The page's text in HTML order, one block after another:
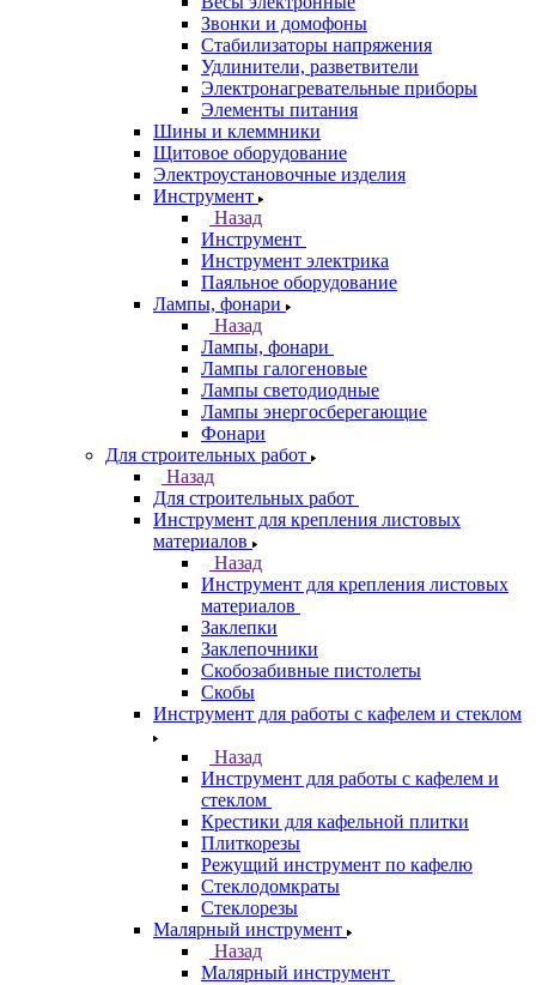
Звонки и домофоны
Стабилизаторы напряжения
Удлинители, разветвители
Электронагревательные приборы
Элементы питания
Шины и клеммники
Щитовое оборудование
Электроустановочные изделия
Инструмент
Назад
Инструмент
Инструмент электрика
Паяльное оборудование
Лампы, фонари
Назад
Лампы, фонари
Лампы галогеновые
Лампы светодиодные
Лампы энергосберегающие
Фонари
Для строительных работ
Назад
Для строительных работ
Инструмент для крепления листовых
материалов
Назад
Инструмент для крепления листовых
материалов
Заклепки
Заклепочники
Скобозабивные пистолеты
Скобы
Инструмент для работы с кафелем и стеклом
Назад
Инструмент для работы с кафелем и
стеклом
Крестики для кафельной плитки
Плиткорезы
Режущий инструмент по кафелю
Стеклодомкраты
Стеклорезы
Малярный инструмент
Назад
Малярный инструмент